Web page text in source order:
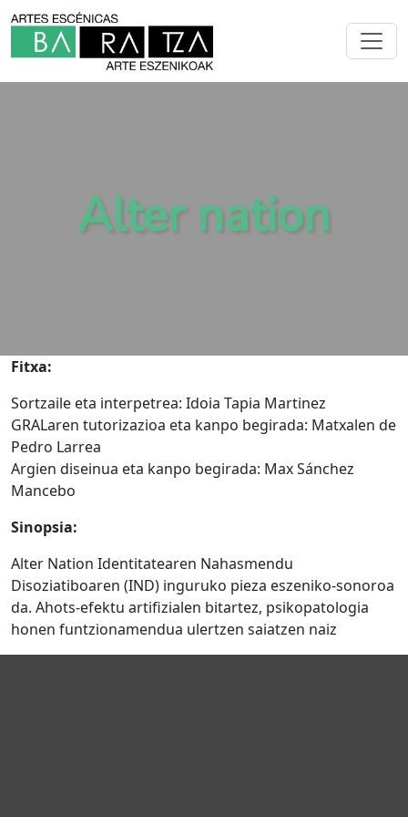
Alter nation
Fitxa:
Sortzaile eta interpetrea: Idoia Tapia Martinez
GRALaren tutorizazioa eta kanpo begirada: Matxalen de
Pedro Larrea
Argien diseinua eta kanpo begirada: Max Sánchez
Mancebo
Sinopsia:
Alter Nation Identitatearen Nahasmendu
Disoziatiboaren (IND) inguruko pieza eszeniko-sonoroa
da. Ahots-efektu artifizialen bitartez, psikopatologia
honen funtzionamendua ulertzen saiatzen naiz